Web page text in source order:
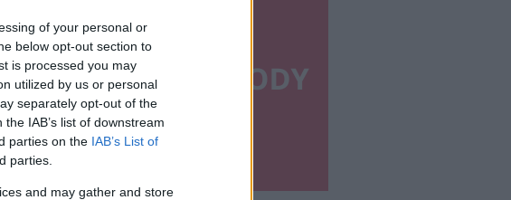
of your personal or
below opt-out section to
is processed you may
utilized by us or personal
separately opt-out of the
IAB’s list of downstream
parties on the IAB’s List of
parties.
and may gather and store